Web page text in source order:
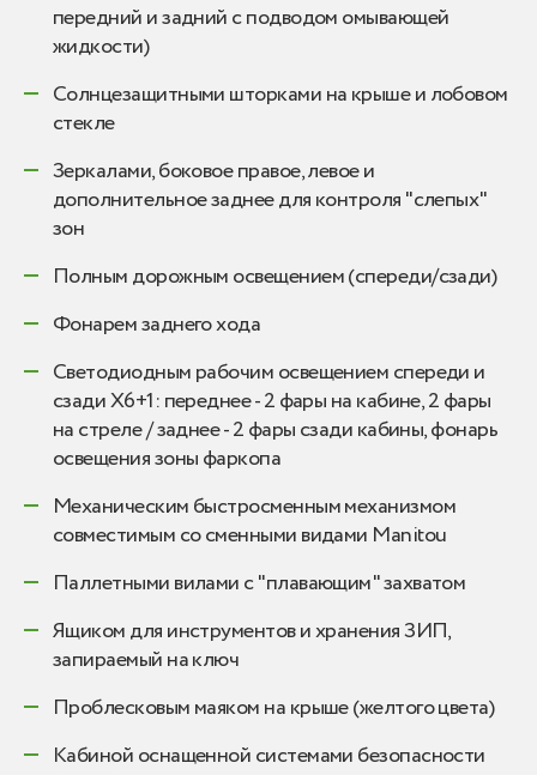
передний и задний с подводом омывающей
жидкости)
Солнцезащитными шторками на крыше и лобовом
стекле
Зеркалами, боковое правое, левое и
дополнительное заднее для контроля "слепых"
зон
Полным дорожным освещением (спереди/сзади)
Фонарем заднего хода
Светодиодным рабочим освещением спереди и
сзади Х6+1: переднее - 2 фары на кабине, 2 фары
на стреле / заднее - 2 фары сзади кабины, фонарь
освещения зоны фаркопа
Механическим быстросменным механизмом
совместимым со сменными видами Manitou
Паллетными вилами с "плавающим" захватом
Ящиком для инструментов и хранения ЗИП,
запираемый на ключ
Проблесковым маяком на крыше (желтого цвета)
Кабиной оснащенной системами безопасности